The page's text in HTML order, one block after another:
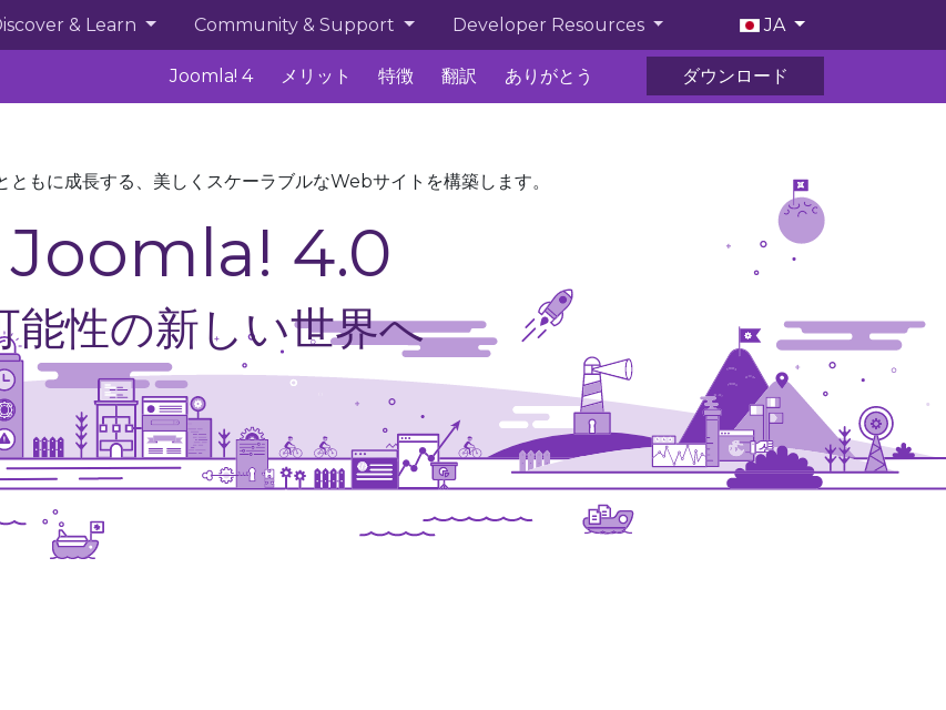
& Learn Community & Support Developer Resources JA
Joomla! 4 メリット 特徴 翻訳 ありがとう ダウンロード
ともに成長する、美しくスケーラブルなWebサイトを構築します。
Joomla! 4.0
能性の新しい世界へ